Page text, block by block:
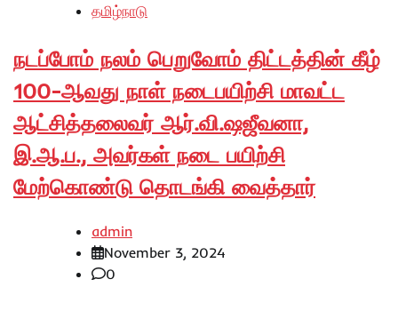
தமிழ்நாடு
நடப்போம் நலம் பெறுவோம் திட்டத்தின் கீழ்
100-ஆவது நாள் நடைபயிற்சி மாவட்ட
ஆட்சித்தலைவர் ஆர்.வி.ஷஜீவனா,
இ.ஆ.ப., அவர்கள் நடை பயிற்சி
மேற்கொண்டு தொடங்கி வைத்தார்
admin
November 3, 2024
0